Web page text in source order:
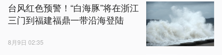
台风红色预警！“白海豚”将在浙江
三门到福建福鼎一带沿海登陆
8月9日 02:35